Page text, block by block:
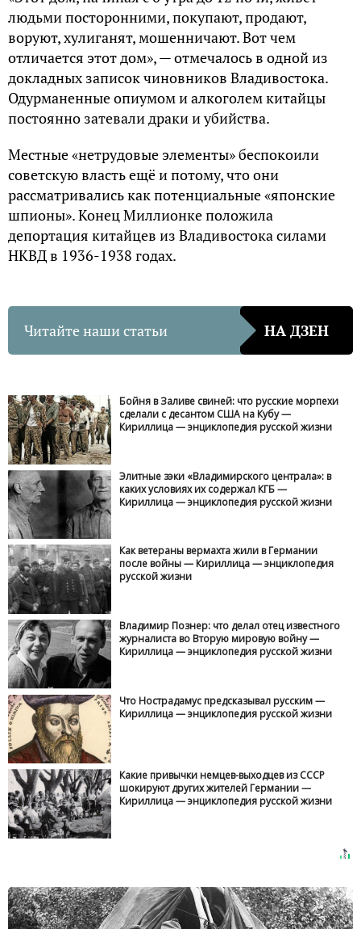
людьми посторонними, покупают, продают,
воруют, хулиганят, мошенничают. Вот чем
отличается этот дом», — отмечалось в одной из
докладных записок чиновников Владивостока.
Одурманенные опиумом и алкоголем китайцы
постоянно затевали драки и убийства.
Местные «нетрудовые элементы» беспокоили
советскую власть ещё и потому, что они
рассматривались как потенциальные «японские
шпионы». Конец Миллионке положила
депортация китайцев из Владивостока силами
НКВД в 1936-1938 годах.
Читайте наши статьи НА ДЗЕН
Бойня в Заливе свиней: что русские морпехи
сделали с десантом США на Кубу —
Кириллица — энциклопедия русской жизни
Элитные зэки «Владимирского централа»: в
каких условиях их содержал КГБ —
Кириллица — энциклопедия русской жизни
Как ветераны вермахта жили в Германии
после войны — Кириллица — энциклопедия
русской жизни
Владимир Познер: что делал отец известного
журналиста во Вторую мировую войну —
Кириллица — энциклопедия русской жизни
Что Нострадамус предсказывал русским —
Кириллица — энциклопедия русской жизни
Какие привычки немцев-выходцев из СССР
шокируют других жителей Германии —
Кириллица — энциклопедия русской жизни